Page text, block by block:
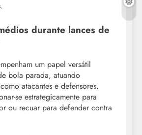
durante lances de
um papel versátil
bola parada, atuando
atacantes e defensores.
se estrategicamente para
ou recuar para defender contra